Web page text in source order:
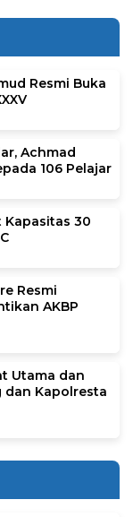
Resmi Buka
Achmad
106 Pelajar
Kapasitas 30
Resmi
AKBP
Utama dan
dan Kapolresta